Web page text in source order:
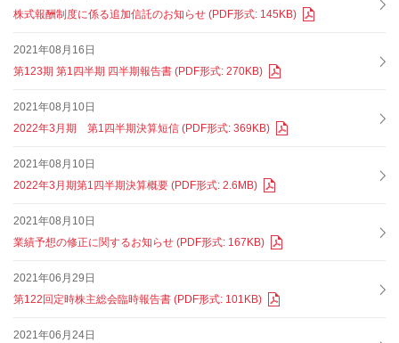
株式報酬制度に係る追加信託のお知らせ (PDF形式: 145KB)
2021年08月16日
第123期 第1四半期 四半期報告書 (PDF形式: 270KB)
2021年08月10日
2022年3月期 第1四半期決算短信 (PDF形式: 369KB)
2021年08月10日
2022年3月期第1四半期決算概要 (PDF形式: 2.6MB)
2021年08月10日
業績予想の修正に関するお知らせ (PDF形式: 167KB)
2021年06月29日
第122回定時株主総会臨時報告書 (PDF形式: 101KB)
2021年06月24日